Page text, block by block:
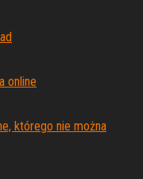
online
którego nie można